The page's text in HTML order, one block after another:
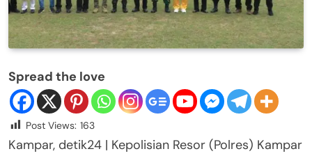
Spread the love
Post Views: 163
Kampar, detik24 | Kepolisian Resor (Polres) Kampar